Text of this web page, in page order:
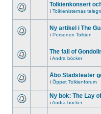
Tolkienkonsert
i Tolkienisternas
Ny artikel i The
i Personen Tolkien
The fall of
iAndra böcker
Åbo Stadsteater
i Öppet Tolkienforum
Ny bok: The Lay
iAndra böcker